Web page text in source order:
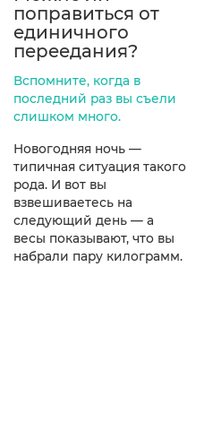
поправиться от
единичного
переедания?
Вспомните, когда в
последний раз вы съели
слишком много.
Новогодняя ночь —
типичная ситуация такого
рода. И вот вы
взвешиваетесь на
следующий день — а
весы показывают, что вы
набрали пару килограмм.